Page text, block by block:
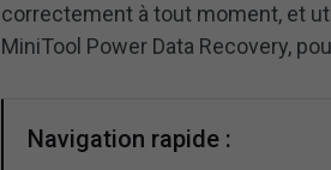
correctement à tout moment, et
MiniTool Power Data Recovery,
Navigation rapide :